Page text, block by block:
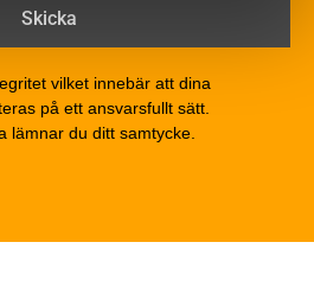
och konstruktioner
brandmotstånd
sprinkler
vilket innebär att dina
på ett ansvarsfullt sätt.
lämnar du ditt samtycke.